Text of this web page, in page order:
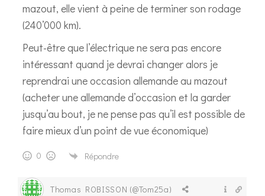
mazout, elle vient à peine de terminer son rodage
(240’000 km).
Peut-être que l’électrique ne sera pas encore
intéressant quand je devrai changer alors je
reprendrai une occasion allemande au mazout
(acheter une allemande d’occasion et la garder
jusqu’au bout, je ne pense pas qu’il est possible de
faire mieux d’un point de vue économique)
0 Répondre
Thomas ROBISSON (@Tom25a)